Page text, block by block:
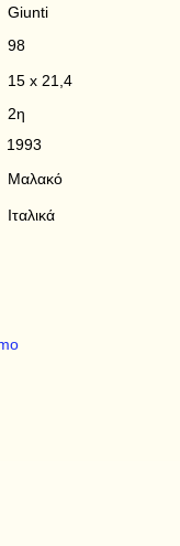
Giunti
98
15 x 21,4
2η
1993
Μαλακό
Ιταλικά